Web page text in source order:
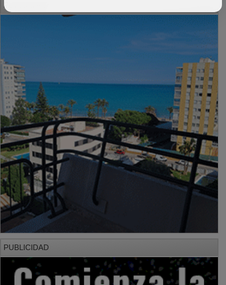
PUBLICIDAD
PUBLICIDAD